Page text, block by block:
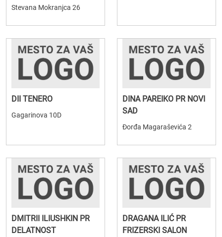
Stevana Mokranjca 26
DII TENERO
Gagarinova 10D
DINA PAREIKO PR NOVI
SAD
Đorđa Magaraševića 2
DMITRII ILIUSHKIN PR
DELATNOST
DRAGANA ILIĆ PR
FRIZERSKI SALON